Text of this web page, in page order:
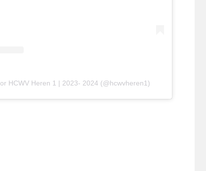
HCWV Heren 1 | 2023- 2024 (@hcwvheren1)